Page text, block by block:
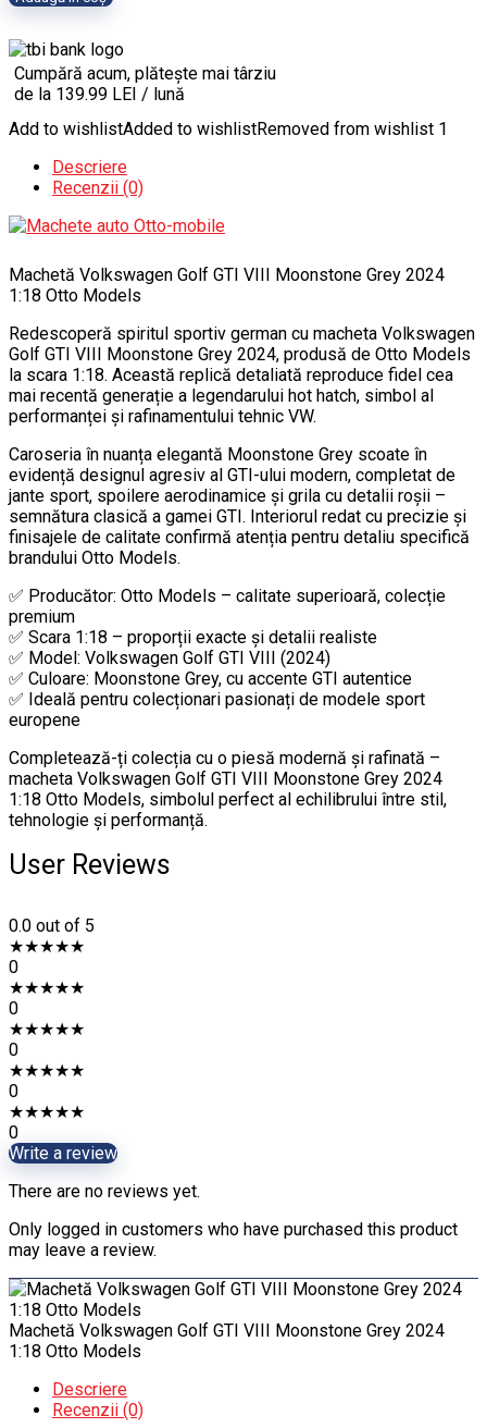
Cumpără acum, plătește mai târziu
de la 139.99 LEI / lună
Add to wishlistAdded to wishlistRemoved from wishlist 1
Descriere
Recenzii (0)
Machetă Volkswagen Golf GTI VIII Moonstone Grey 2024
1:18 Otto Models
Redescoperă spiritul sportiv german cu macheta Volkswagen
Golf GTI VIII Moonstone Grey 2024, produsă de Otto Models
la scara 1:18. Această replică detaliată reproduce fidel cea
mai recentă generație a legendarului hot hatch, simbol al
performanței și rafinamentului tehnic VW.
Caroseria în nuanța elegantă Moonstone Grey scoate în
evidență designul agresiv al GTI-ului modern, completat de
jante sport, spoilere aerodinamice și grila cu detalii roșii –
semnătura clasică a gamei GTI. Interiorul redat cu precizie și
finisajele de calitate confirmă atenția pentru detaliu specifică
brandului Otto Models.
✅ Producător: Otto Models – calitate superioară, colecție
premium
✅ Scara 1:18 – proporții exacte și detalii realiste
✅ Model: Volkswagen Golf GTI VIII (2024)
✅ Culoare: Moonstone Grey, cu accente GTI autentice
✅ Ideală pentru colecționari pasionați de modele sport
europene
Completează-ți colecția cu o piesă modernă și rafinată –
macheta Volkswagen Golf GTI VIII Moonstone Grey 2024
1:18 Otto Models, simbolul perfect al echilibrului între stil,
tehnologie și performanță.
User Reviews
0.0 out of 5
★★★★★
0
★★★★★
0
★★★★★
0
★★★★★
0
★★★★★
0
Write a review
There are no reviews yet.
Only logged in customers who have purchased this product
may leave a review.
Machetă Volkswagen Golf GTI VIII Moonstone Grey 2024
1:18 Otto Models
Descriere
Recenzii (0)